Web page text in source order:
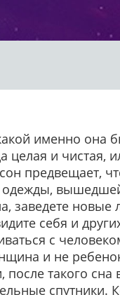
именно она
и чистая,
предвещает,
одежды,
заведете
себя и
с
и не
такого сна
спутники.